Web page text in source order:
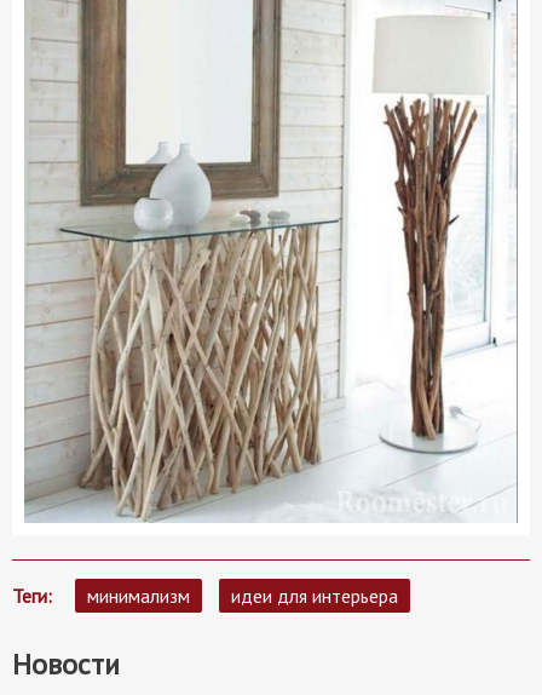
Теги минимализм идеи для интерьера
Новости